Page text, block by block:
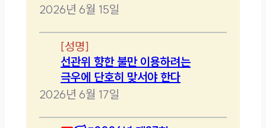
2026년 6월 15일
[성명]
선관위 향한 불만 이용하려는
극우에 단호히 맞서야 한다
2026년 6월 17일